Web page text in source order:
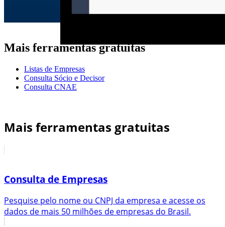
Mais ferramentas gratuitas
Listas de Empresas
Consulta Sócio e Decisor
Consulta CNAE
Mais ferramentas gratuitas
Consulta de Empresas
Pesquise pelo nome ou CNPJ da empresa e acesse os
dados de mais 50 milhões de empresas do Brasil.